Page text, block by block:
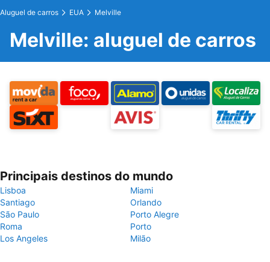
Aluguel de carros EUA Melville
Melville: aluguel de carros
Principais destinos do mundo
Lisboa
Miami
Santiago
Orlando
São Paulo
Porto Alegre
Roma
Porto
Los Angeles
Milão